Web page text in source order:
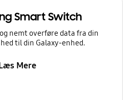
Smart Switch
nemt overføre data fra din
til din Galaxy-enhed.
Mere